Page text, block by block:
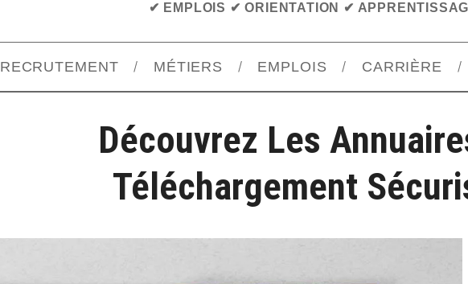
✔ EMPLOIS ✔ ORIENTATION ✔
RECRUTEMENT MÉTIERS EMPLOIS CARRIÈRE
Découvrez Les
Téléchargement